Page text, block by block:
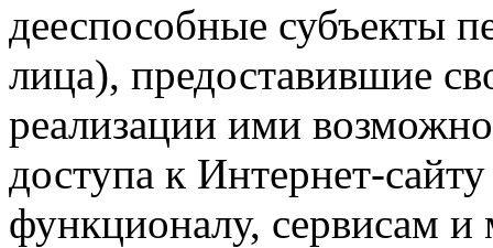
дееспособные субъекты
лица), предоставившие
реализации ими
доступа к Интернет-
функционалу, сервисам и